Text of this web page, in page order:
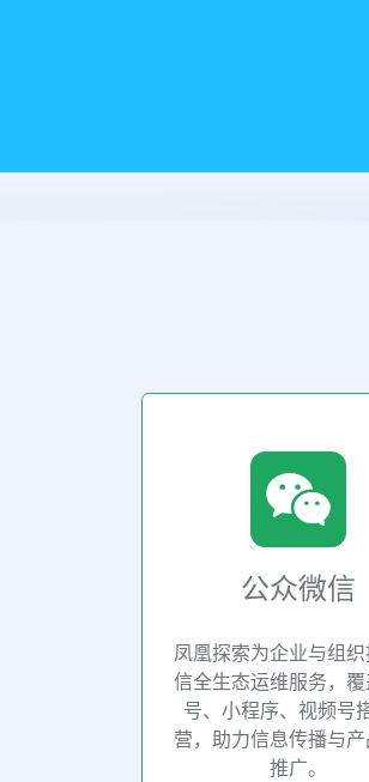
公众微信
凤凰探索为企业与组
信全生态运维服务，
号、小程序、视频号
营，助力信息传播与
推广。